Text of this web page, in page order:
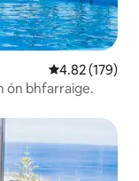
Meánrátáil
4.82 (179)
ón bhfarraige.